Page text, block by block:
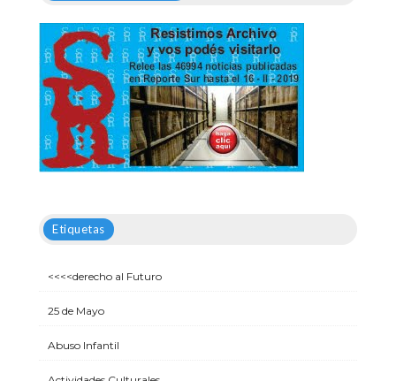
Etiquetas
<<<<derecho al Futuro
25 de Mayo
Abuso Infantil